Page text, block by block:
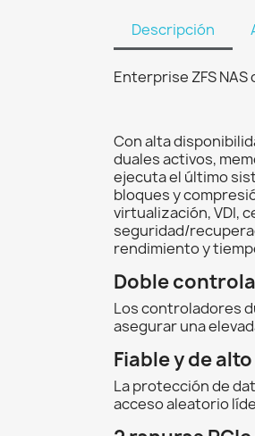
Descripción
Enterprise ZFS
Con alta
duales activos,
ejecuta el último
bloques y
virtualización, VDI,
seguridad/
rendimiento y
Doble
Los controladores
asegurar una
Fiable y de
La protección de
acceso aleatorio